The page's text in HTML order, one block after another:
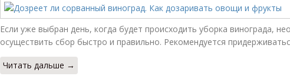
Если уже выбран день, когда будет происходить уборка винограда,
осуществить сбор быстро и правильно. Рекомендуется
Читать дальше →